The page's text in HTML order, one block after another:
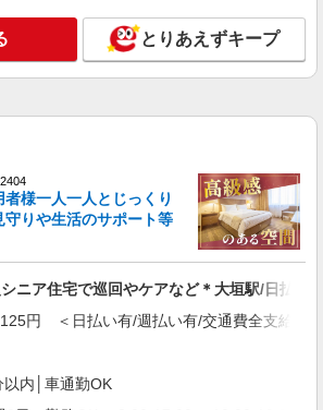
収入 ]大垣駅近く【日収1.2万円】生活支援
大垣市
詳細を見る
2029418
までのデイサービス☆車の運転できる方優
全支給(ガソリン代含む)＞
とりあえずキープ
様一人一人とじっくり
りや生活のサポート等
ニア住宅で巡回やケアなど＊大垣駅/日払い
円 ＜日払い有/週払い有/交通費全支給(ガ
内│車通勤OK